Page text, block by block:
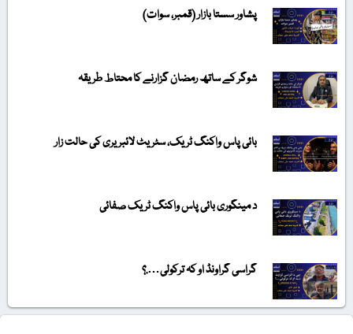
پشاور سستا بازار (قمبر، سوات)
شوگر کے ساتھ رمضان گزارنے کا محتاط طریقہ
بائی پاس واکنگ ٹریک، سٹریٹ لائبریری کی حالت زار
د مینگوری بائی پاس واکنگ ٹریک صفائی
گراسی گراونڈ او کہ ترکولی….؟